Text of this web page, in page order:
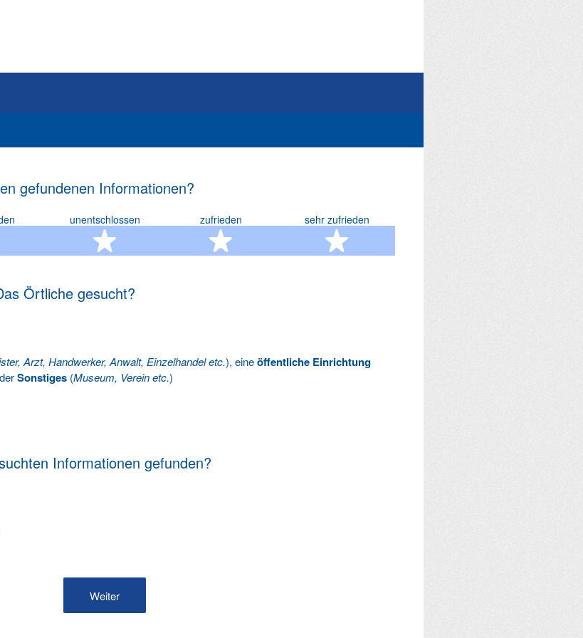
gefundenen Informationen?
Sterne
unentschlossen
3 Sterne
zufrieden
4 Sterne
sehr zufrieden
5 Sterne
Örtliche gesucht?
Arzt, Handwerker, Anwalt, Einzelhandel etc.), eineöffentliche Einrichtung
Sonstiges (Museum, Verein etc.)
Informationen gefunden?
Weiter